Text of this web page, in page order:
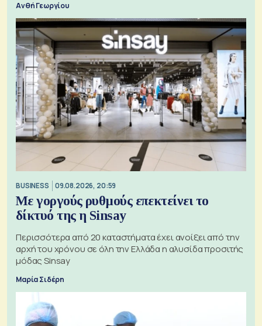
Ανθή Γεωργίου
BUSINESS 09.08.2026, 20:59
Με γοργούς ρυθμούς επεκτείνει το
δίκτυό της η Sinsay
Περισσότερα από 20 καταστήματα έχει ανοίξει από την
αρχή του χρόνου σε όλη την Ελλάδα η αλυσίδα προσιτής
μόδας Sinsay
Μαρία Σιδέρη